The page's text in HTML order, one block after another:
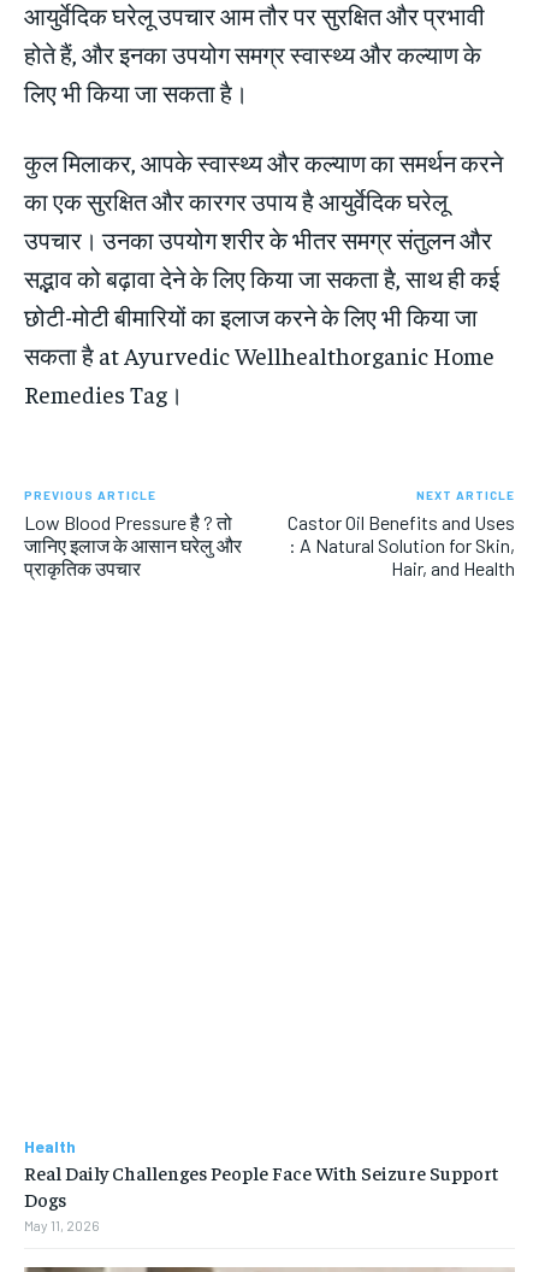
आयुर्वेदिक घरेलू उपचार आम तौर पर सुरक्षित और प्रभावी
होते हैं, और इनका उपयोग समग्र स्वास्थ्य और कल्याण के
लिए भी किया जा सकता है।
कुल मिलाकर, आपके स्वास्थ्य और कल्याण का समर्थन करने
का एक सुरक्षित और कारगर उपाय है आयुर्वेदिक घरेलू
उपचार। उनका उपयोग शरीर के भीतर समग्र संतुलन और
सद्भाव को बढ़ावा देने के लिए किया जा सकता है, साथ ही कई
छोटी-मोटी बीमारियों का इलाज करने के लिए भी किया जा
सकता है at Ayurvedic Wellhealthorganic Home
Remedies Tag।
PREVIOUS ARTICLE
Low Blood Pressure है ? तो
जानिए इलाज के आसान घरेलु और
प्राकृतिक उपचार
NEXT ARTICLE
Castor Oil Benefits and Uses
: A Natural Solution for Skin,
Hair, and Health
Health
Real Daily Challenges People Face With Seizure Support
Dogs
May 11, 2026